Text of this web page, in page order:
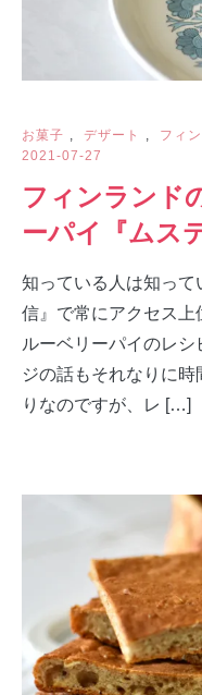
お菓子 , デザート , フィ
2021-07-27
フィンランド
ーパイ『ムス
知っている人は知って
信』で常にアクセス上
ルーベリーパイのレ
ジの話もそれなりに
りなのですが、レ […]